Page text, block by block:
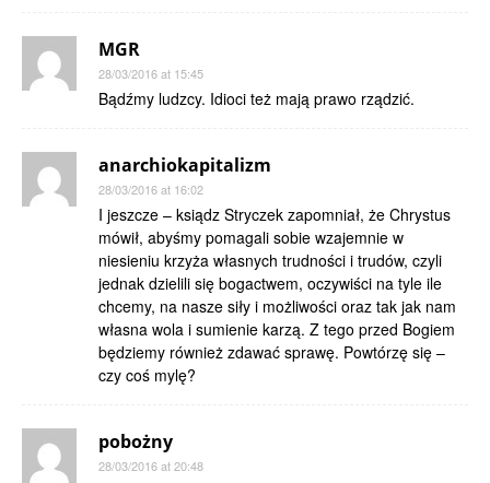
MGR
28/03/2016 at 15:45
Bądźmy ludzcy. Idioci też mają prawo rządzić.
anarchiokapitalizm
28/03/2016 at 16:02
I jeszcze – ksiądz Stryczek zapomniał, że Chrystus
mówił, abyśmy pomagali sobie wzajemnie w
niesieniu krzyża własnych trudności i trudów, czyli
jednak dzielili się bogactwem, oczywiści na tyle ile
chcemy, na nasze siły i możliwości oraz tak jak nam
własna wola i sumienie karzą. Z tego przed Bogiem
będziemy również zdawać sprawę. Powtórzę się –
czy coś mylę?
pobożny
28/03/2016 at 20:48